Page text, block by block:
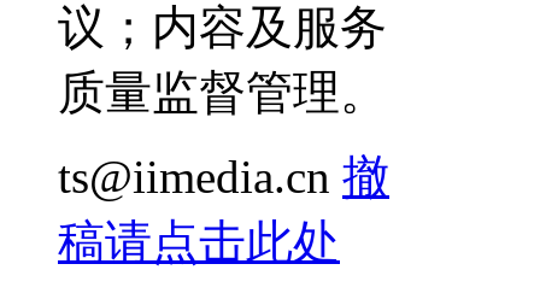
议；内容及服务
质量监督管理。
ts@iimedia.cn 撤
稿请点击此处